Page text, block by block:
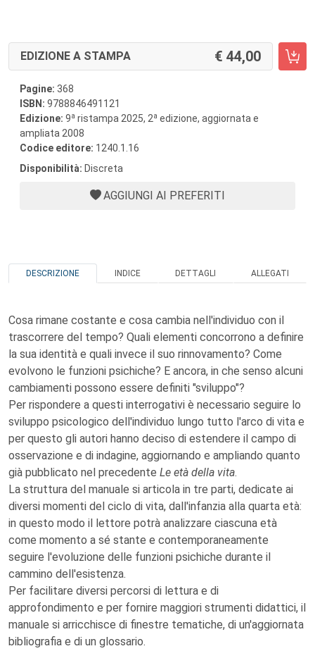
EDIZIONE A STAMPA 44,00
Pagine: 368
ISBN: 9788846491121
Edizione: 9a ristampa 2025, 2a edizione, aggiornata e
ampliata 2008
Codice editore: 1240.1.16
Disponibilità: Discreta
AGGIUNGI AI PREFERITI
DESCRIZIONE INDICE DETTAGLI ALLEGATI
Cosa rimane costante e cosa cambia nell'individuo con il
trascorrere del tempo? Quali elementi concorrono a definire
la sua identità e quali invece il suo rinnovamento? Come
evolvono le funzioni psichiche? E ancora, in che senso alcuni
cambiamenti possono essere definiti "sviluppo"?
Per rispondere a questi interrogativi è necessario seguire lo
sviluppo psicologico dell'individuo lungo tutto l'arco di vita e
per questo gli autori hanno deciso di estendere il campo di
osservazione e di indagine, aggiornando e ampliando quanto
già pubblicato nel precedente Le età della vita.
La struttura del manuale si articola in tre parti, dedicate ai
diversi momenti del ciclo di vita, dall'infanzia alla quarta età:
in questo modo il lettore potrà analizzare ciascuna età
come momento a sé stante e contemporaneamente
seguire l'evoluzione delle funzioni psichiche durante il
cammino dell'esistenza.
Per facilitare diversi percorsi di lettura e di
approfondimento e per fornire maggiori strumenti didattici, il
manuale si arricchisce di finestre tematiche, di un'aggiornata
bibliografia e di un glossario.